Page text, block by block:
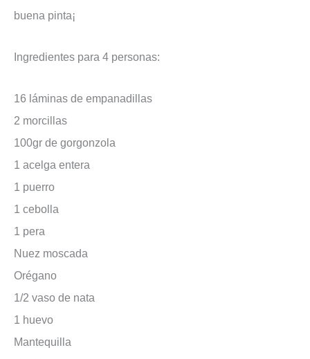
buena pinta¡
Ingredientes para 4 personas:
16 láminas de empanadillas
2 morcillas
100gr de gorgonzola
1 acelga entera
1 puerro
1 cebolla
1 pera
Nuez moscada
Orégano
1/2 vaso de nata
1 huevo
Mantequilla